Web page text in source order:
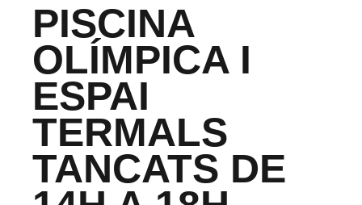
PISCINA
OLÍMPICA I
ESPAI
TERMALS
TANCATS DE